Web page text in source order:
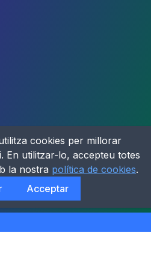
cookies per millorar
En utilitzar-lo, accepteu totes
la nostra política de cookies.
Acceptar